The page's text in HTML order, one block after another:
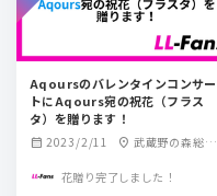
Aqoursのバレンタインコンサー
トにAqours宛の祝花（フラス
タ）を贈ります！
calendar_month 2023/2/11 location_on 武蔵野の森総合
メインアリーナ
花贈り完了しました！